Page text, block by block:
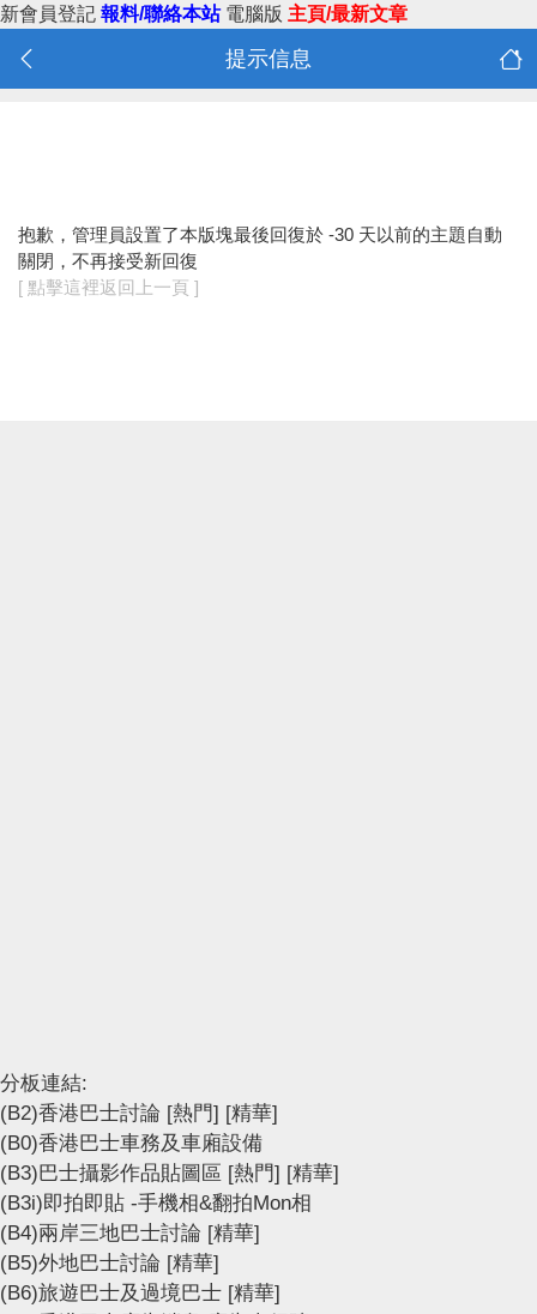
新會員登記 報料/聯絡本站 電腦版 主頁/最新文章
提示信息
抱歉，管理員設置了本版塊最後回復於 -30 天以前的主題自動
關閉，不再接受新回復
[ 點擊這裡返回上一頁 ]
分板連結:
(B2)香港巴士討論 [熱門] [精華]
(B0)香港巴士車務及車廂設備
(B3)巴士攝影作品貼圖區 [熱門] [精華]
(B3i)即拍即貼 -手機相&翻拍Mon相
(B4)兩岸三地巴士討論 [精華]
(B5)外地巴士討論 [精華]
(B6)旅遊巴士及過境巴士 [精華]